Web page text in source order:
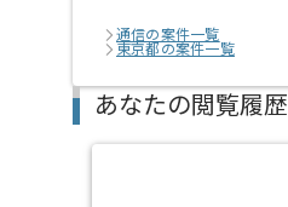
通信の案件一覧
東京都の案件一覧
あなたの閲覧履歴